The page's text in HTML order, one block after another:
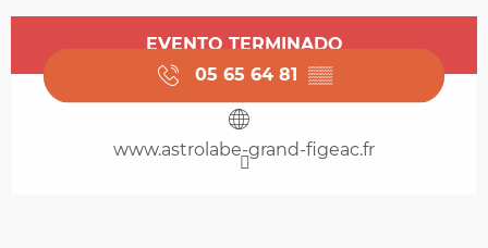
Horarios y datos de contacto
EVENTO TERMINADO
05 65 64 81 ▒▒
www.astrolabe-grand-figeac.fr